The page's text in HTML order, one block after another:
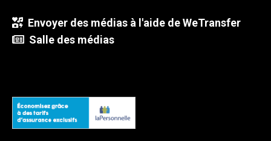
Envoyer des médias à l'aide de WeTransfer
Salle des médias